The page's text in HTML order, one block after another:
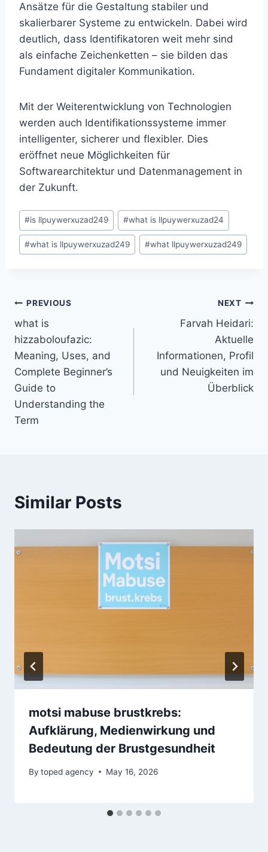
Ansätze für die Gestaltung stabiler und
skalierbarer Systeme zu entwickeln. Dabei wird
deutlich, dass Identifikatoren weit mehr sind
als einfache Zeichenketten – sie bilden das
Fundament digitaler Kommunikation.
Mit der Weiterentwicklung von Technologien
werden auch Identifikationssysteme immer
intelligenter, sicherer und flexibler. Dies
eröffnet neue Möglichkeiten für
Softwarearchitektur und Datenmanagement in
der Zukunft.
Post
Tags:
#is llpuywerxuzad249 #what is llpuywerxuzad24
#what is llpuywerxuzad249 #what llpuywerxuzad249
Post
navigation
PREVIOUS
what is
hizzaboloufazic:
Meaning, Uses, and
Complete Beginner’s
Guide to
Understanding the
Term
NEXT
Farvah Heidari:
Aktuelle
Informationen, Profil
und Neuigkeiten im
Überblick
Similar Posts
motsi mabuse brustkrebs:
Aufklärung, Medienwirkung und
Bedeutung der Brustgesundheit
By toped agency May 16, 2026